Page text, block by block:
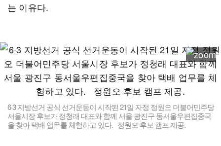
는 이유다.
6·3 지방선거 공식 선거운동이 시작된 21일 자정 정원오 더불어민주당
서울시장 후보가 정청래 대표와 함께 서울 광진구 동서울우편집중국
을 찾아 택배 업무를 체험하고 있다. 정원오 후보 캠프 제공.